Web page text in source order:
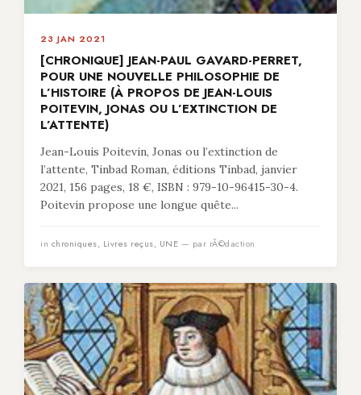
23 JAN 2021
[CHRONIQUE] JEAN-PAUL GAVARD-PERRET,
POUR UNE NOUVELLE PHILOSOPHIE DE
L’HISTOIRE (À PROPOS DE JEAN-LOUIS
POITEVIN, JONAS OU L’EXTINCTION DE
L’ATTENTE)
Jean-Louis Poitevin, Jonas ou l’extinction de
l’attente, Tinbad Roman, éditions Tinbad, janvier
2021, 156 pages, 18 €, ISBN : 979-10-96415-30-4.
Poitevin propose une longue quête...
in chroniques, Livres reçus, UNE — par rÃ©daction